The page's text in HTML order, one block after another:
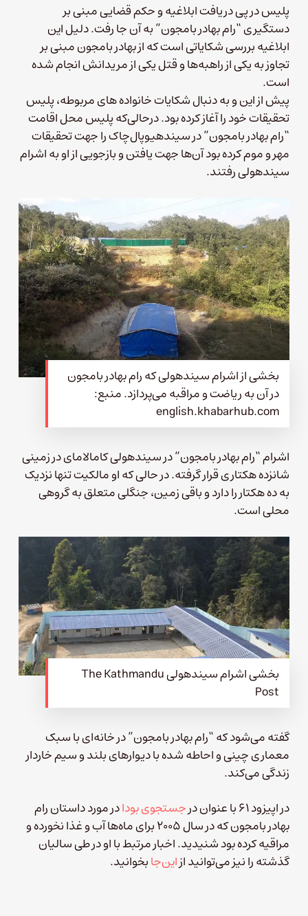
پلیس در پی دریافت ابلاغیه و حکم قضایی مبنی بر
دستگیری “رام بهادر بامجون” به آن جا رفت. دلیل این
ابلاغیه بررسی شکایاتی است که از بهادر بامجون مبنی بر
تجاوز به یکی از راهبه‌ها و قتل یکی از مریدانش انجام شده
است.
پیش از این و به دنبال شکایات خانواده های مربوطه، پلیس
تحقیقات خود را آغاز کرده بود. درحالی‌که پلیس محل اقامت
“رام بهادر بامجون” در سیندهیوپال‌چاک را جهت تحقیقات
مهر و موم کرده بود آن‌ها جهت یافتن و بازجویی از او به اشرام
سیندهولی رفتند.
بخشی از اشرام سیندهولی که رام بهادر بامجون
در آن به ریاضت و مراقبه می‌پردازد. منبع:
english.khabarhub.com
اشرام “رام بهادر بامجون” در سیندهولی کامالامای در زمینی
شانزده هکتاری قرار گرفته. در حالی که او مالکیت تنها نزدیک
به ده هکتار را دارد و باقی زمین، جنگلی متعلق به گروهی
محلی است.
بخشی اشرام سیندهولی The Kathmandu
Post
گفته می‌شود که “رام بهادر بامجون” در خانه‌ای با سبک
معماری چینی و احاطه شده با دیوارهای بلند و سیم خاردار
زندگی می‌کند.
در اپیزود ۶۱ با عنوان در
جستجوی بودادر مورد داستان رام
بهادر بامجون که در سال ۲۰۰۵ برای ماه‌ها آب و غذا نخورده و
مراقیه کرده بود شنیدید. اخبار مرتبط با او در طی سالیان
گذشته را نیز می‌توانید ازاین‌جابخوانید.